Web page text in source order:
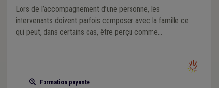
Lors de l’accompagnement d’une personne, les
intervenants doivent parfois composer avec la famille ce
qui peut, dans certains cas, être perçu comme
problématique. L’intervenant peut se sentir épiés, jugés.
dispositif mis en place. Les uns et les autres peuvent avoir
du mal à aborder certains sujets sensibles, à communiquer
Formation payante